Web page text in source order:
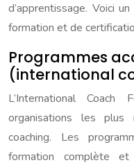
d’apprentissage. Voici
formation et de
Programmes
(international
L’International
organisations les plus
coaching. Les
formation complète